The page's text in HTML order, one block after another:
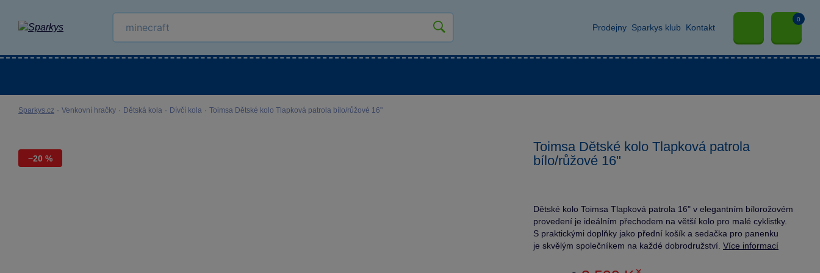
Prodejny Sparkys klub Kontakt
0
Sparkys.cz · Venkovní hračky · Dětská kola · Dívčí kola · Toimsa Dětské kolo Tlapková patrola bílo/růžové 16"
−20 %
Toimsa Dětské kolo Tlapková patrola
bílo/růžové 16"
Dětské kolo Toimsa Tlapková patrola 16" v elegantním bílorožovém
provedení je ideálním přechodem na větší kolo pro malé cyklistky.
S praktickými doplňky jako přední košík a sedačka pro panenku
je skvělým společníkem na každé dobrodružství. Více informací